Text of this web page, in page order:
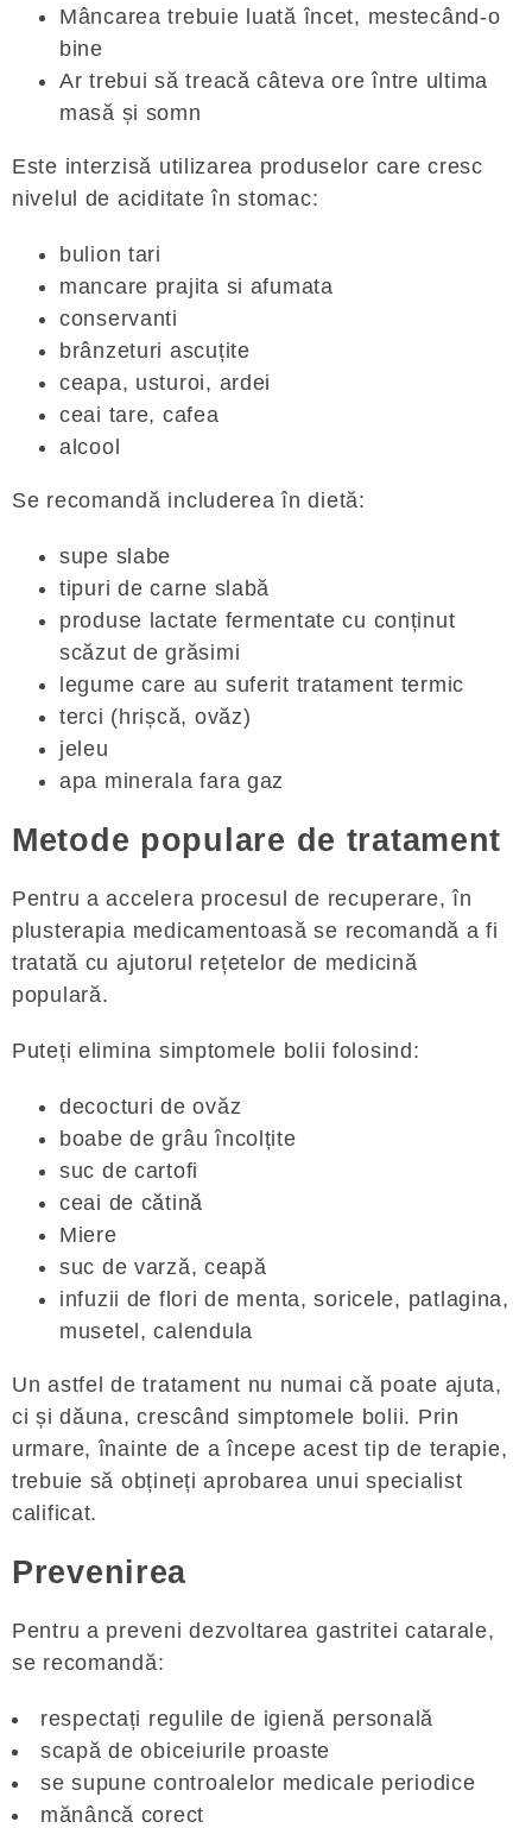
Mâncarea trebuie luată încet, mestecând-o
bine
Ar trebui să treacă câteva ore între ultima
masă și somn
Este interzisă utilizarea produselor care cresc
nivelul de aciditate în stomac:
bulion tari
mancare prajita si afumata
conservanti
brânzeturi ascuțite
ceapa, usturoi, ardei
ceai tare, cafea
alcool
Se recomandă includerea în dietă:
supe slabe
tipuri de carne slabă
produse lactate fermentate cu conținut
scăzut de grăsimi
legume care au suferit tratament termic
terci (hrișcă, ovăz)
jeleu
apa minerala fara gaz
Metode populare de tratament
Pentru a accelera procesul de recuperare, în
plusterapia medicamentoasă se recomandă a fi
tratată cu ajutorul rețetelor de medicină
populară.
Puteți elimina simptomele bolii folosind:
decocturi de ovăz
boabe de grâu încolțite
suc de cartofi
ceai de cătină
Miere
suc de varză, ceapă
infuzii de flori de menta, soricele, patlagina,
musetel, calendula
Un astfel de tratament nu numai că poate ajuta,
ci și dăuna, crescând simptomele bolii. Prin
urmare, înainte de a începe acest tip de terapie,
trebuie să obțineți aprobarea unui specialist
calificat.
Prevenirea
Pentru a preveni dezvoltarea gastritei catarale,
se recomandă:
respectați regulile de igienă personală
scapă de obiceiurile proaste
se supune controalelor medicale periodice
mănâncă corect